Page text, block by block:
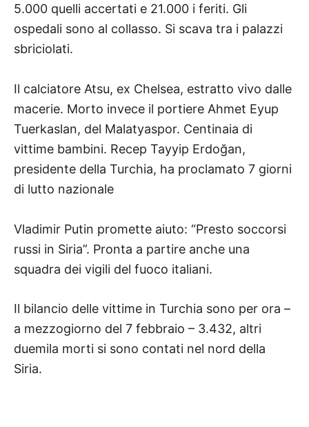
5.000 quelli accertati e 21.000 i feriti. Gli
ospedali sono al collasso. Si scava tra i palazzi
sbriciolati.
Il calciatore Atsu, ex Chelsea, estratto vivo dalle
macerie. Morto invece il portiere Ahmet Eyup
Tuerkaslan, del Malatyaspor. Centinaia di
vittime bambini. Recep Tayyip Erdoğan,
presidente della Turchia, ha proclamato 7 giorni
di lutto nazionale
Vladimir Putin promette aiuto: “Presto soccorsi
russi in Siria”. Pronta a partire anche una
squadra dei vigili del fuoco italiani.
Il bilancio delle vittime in Turchia sono per ora –
a mezzogiorno del 7 febbraio – 3.432, altri
duemila morti si sono contati nel nord della
Siria.